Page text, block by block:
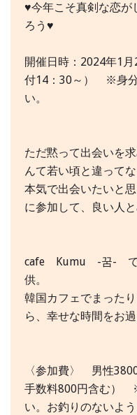
♥今年こそ真剣な恋
ろう♥
開催日時：2024年1
付14：30～） ※身分
い。
ただ黙って出会いを
んて若い頃と違って
本気で出会いたいと
に参加して、良い人
cafe Kumu -꿈- で
供。
韓国カフェでまった
ら、幸せな時間をお過
〈参加費〉 男性
手数料800円含む）
い。お釣りのないよ